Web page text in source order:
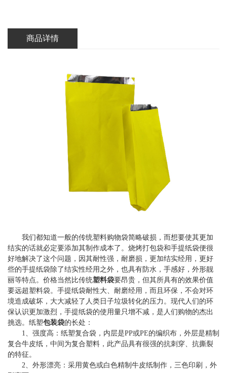
商品详情
我们都知道一般的传统塑料购物袋简略破损，而想要使其更加
结实的话就必定要添加其制作成本了。烧烤打包袋和手提纸袋便很
好地解决了这个问题，因其耐性强，耐磨损，更加结实经用，更好
些的手提纸袋除了结实性经用之外，也具有防水，手感好，外形靓
丽等特点。价格当然比传统塑料袋要昂贵，但其所具有的效果价值
要远超塑料袋。手提纸袋耐性大、耐磨经用，而且环保，不会对环
境造成破坏，大大减轻了人类日子垃圾转化的压力。现代人们的环
保认识更加激烈，手提纸袋的使用量只增不减，是人们购物的杰出
挑选。纸塑包装袋的长处：
1、强度高：纸塑复合袋，内层是PP或PE的编织布，外层是精制
复合牛皮纸，中间为复合塑料，此产品具有很强的抗刺穿、抗撕裂
的特征。
2、外形漂亮：采用黄色或白色精制牛皮纸制作，三色印刷，外